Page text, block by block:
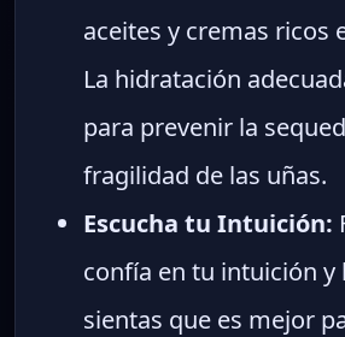
aceites y cremas ricos
La hidratación
para prevenir la
fragilidad de las uñas.
Escucha tu Intuición:
confía en tu intuición y
sientas que es mejor